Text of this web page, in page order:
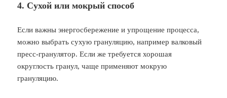
4. Сухой или мокрый способ
Если важны энергосбережение и упрощение процесса,
можно выбрать сухую грануляцию, например валковый
пресс-гранулятор. Если же требуется хорошая
округлость гранул, чаще применяют мокрую
грануляцию.